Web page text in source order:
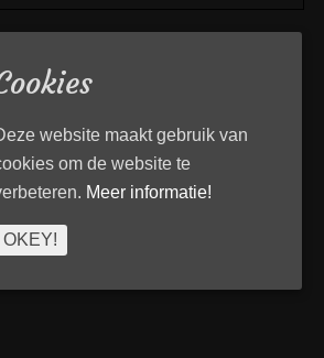
Transport Begeleiding Venlo
| TBVenlo door
website maakt gebruik van
om de website te
Meer informatie!
OKEY!